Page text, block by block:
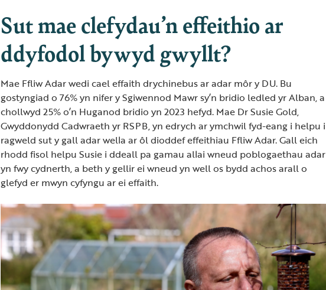
Sut mae clefydau’n effeithio ar
ddyfodol bywyd gwyllt?
Mae Ffliw Adar wedi cael effaith drychinebus ar adar môr y DU. Bu
gostyngiad o 76% yn nifer y Sgiwennod Mawr sy’n bridio ledled yr Alban, a
chollwyd 25% o’n Huganod bridio yn 2023 hefyd. Mae Dr Susie Gold,
Gwyddonydd Cadwraeth yr RSPB, yn edrych ar ymchwil fyd-eang i helpu i
ragweld sut y gall adar wella ar ôl dioddef effeithiau Ffliw Adar. Gall eich
rhodd fisol helpu Susie i ddeall pa gamau allai wneud poblogaethau adar
yn fwy cydnerth, a beth y gellir ei wneud yn well os bydd achos arall o
glefyd er mwyn cyfyngu ar ei effaith.